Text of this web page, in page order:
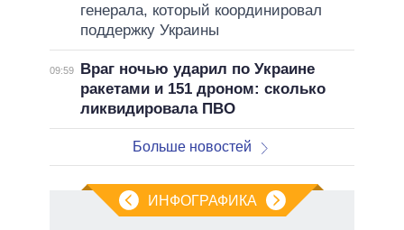
генерала, который координировал
поддержку Украины
09:59
Враг ночью ударил по Украине
ракетами и 151 дроном: сколько
ликвидировала ПВО
Больше новостей
ИНФОГРАФИКА